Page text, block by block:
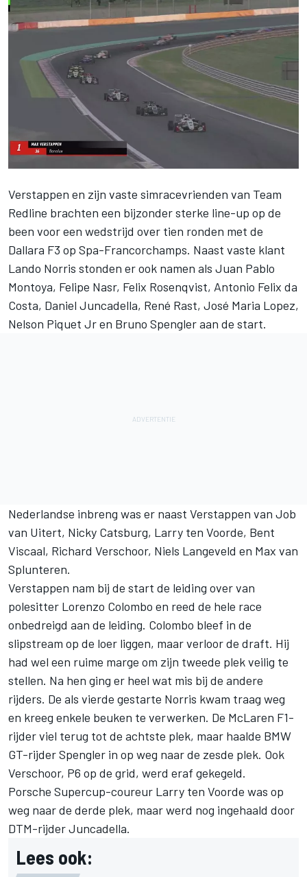
Verstappen en zijn vaste simracevrienden van Team
Redline brachten een bijzonder sterke line-up op de
been voor een wedstrijd over tien ronden met de
Dallara F3 op Spa-Francorchamps. Naast vaste klant
Lando Norris stonden er ook namen als Juan Pablo
Montoya, Felipe Nasr, Felix Rosenqvist, Antonio Felix da
Costa, Daniel Juncadella, René Rast, José Maria Lopez,
Nelson Piquet Jr en Bruno Spengler aan de start.
Nederlandse inbreng was er naast Verstappen van Job
van Uitert, Nicky Catsburg, Larry ten Voorde, Bent
Viscaal, Richard Verschoor, Niels Langeveld en Max van
Splunteren.
Verstappen nam bij de start de leiding over van
polesitter Lorenzo Colombo en reed de hele race
onbedreigd aan de leiding. Colombo bleef in de
slipstream op de loer liggen, maar verloor de draft. Hij
had wel een ruime marge om zijn tweede plek veilig te
stellen. Na hen ging er heel wat mis bij de andere
rijders. De als vierde gestarte Norris kwam traag weg
en kreeg enkele beuken te verwerken. De McLaren F1-
rijder viel terug tot de achtste plek, maar haalde BMW
GT-rijder Spengler in op weg naar de zesde plek. Ook
Verschoor, P6 op de grid, werd eraf gekegeld.
Porsche Supercup-coureur Larry ten Voorde was op
weg naar de derde plek, maar werd nog ingehaald door
DTM-rijder Juncadella.
Lees ook: